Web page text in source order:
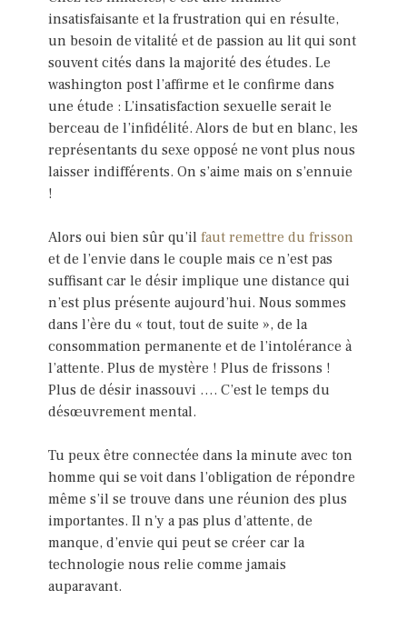
insatisfaisante et la frustration qui en résulte,
un besoin de vitalité et de passion au lit qui sont
souvent cités dans la majorité des études. Le
washington post l’affirme et le confirme dans
une étude : L’insatisfaction sexuelle serait le
berceau de l’infidélité. Alors de but en blanc, les
représentants du sexe opposé ne vont plus nous
laisser indifférents. On s’aime mais on s’ennuie
!
Alors oui bien sûr qu’ilfaut remettre du frisson
et de l’envie dans le couple mais ce n’est pas
suffisant car le désir implique une distance qui
n’est plus présente aujourd’hui. Nous sommes
dans l’ère du « tout, tout de suite », de la
consommation permanente et de l’intolérance à
l’attente. Plus de mystère ! Plus de frissons !
Plus de désir inassouvi …. C’est le temps du
désœuvrement mental.
Tu peux être connectée dans la minute avec ton
homme qui se voit dans l’obligation de répondre
même s’il se trouve dans une réunion des plus
importantes. Il n’y a pas plus d’attente, de
manque, d’envie qui peut se créer car la
technologie nous relie comme jamais
auparavant.